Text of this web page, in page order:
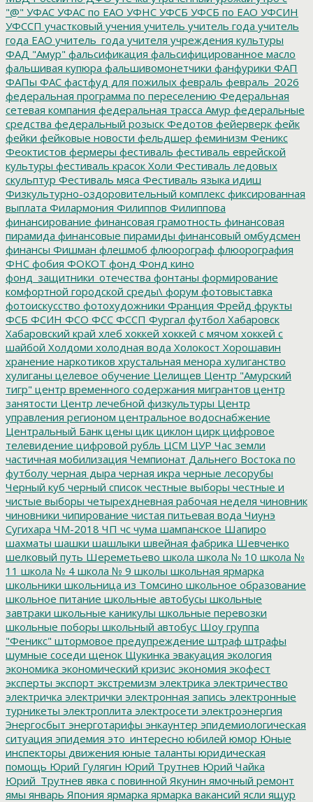
"@" УФАС УФАС по ЕАО УФНС УФСБ УФСБ по ЕАО УФСИН
УФССП участковый учения учитель учитель года учитель
года ЕАО учитель_года учителя учреждения культуры
ФАД "Амур" фальсификация фальсифицированное масло
фальшивая купюра фальшивомонетчики фанфурики ФАП
ФАПы ФАС фастфуд для пожилых февраль февраль_2026
федеральная программа по переселению Федеральная
сетевая компания федеральная трасса Амур федеральные
средства федеральный розыск Федотов фейерверк фейк
фейки фейковые новости фельдшер феминизм Феникс
Феоктистов фермеры фестиваль фестиваль еврейской
культуры фестиваль красок Холи Фестиваль ледовых
скульптур Фестиваль мяса Фестиваль языка идиш
Физкультурно-оздоровительный комплекс фиксированная
выплата Филармония Филиппов Филиппова
финансирование финансовая грамотность финансовая
пирамида финансовые пирамиды финансовый омбудсмен
финансы Фишман флешмоб флюорограф флюорография
ФНС фобия ФОКОТ фонд Фонд кино
фонд_защитники_отечества фонтаны формирование
комфортной городской среды\ форум фотовыставка
фотоискусство фотохудожники Франция Фрейд фрукты
ФСБ ФСИН ФСО ФСС ФССП Фургал футбол Хабаровск
Хабаровский край хлеб хоккей хоккей с мячом хоккей с
шайбой Холдоми холодная вода Холокост Хорошавин
хранение наркотиков хрустальная менора хулиганство
хулиганы целевое обучение Целищев Центр "Амурский
тигр" центр временного содержания мигрантов центр
занятости Центр лечебной физкультуры Центр
управления регионом центральное водоснабжение
Центральный Банк цены цик циклон цирк цифровое
телевидение цифровой рубль ЦСМ ЦУР Час земли
частичная мобилизация Чемпионат Дальнего Востока по
футболу черная дыра черная икра черные лесорубы
Черный куб черный список честные выборы честные и
чистые выборы четырехдневная рабочая неделя чиновник
чиновники чипирование чистая питьевая вода Чиунэ
Сугихара ЧМ-2018 ЧП чс чума шампанское Шапиро
шахматы шашки шашлыки швейная фабрика Шевченко
шелковый путь Шереметьево школа школа № 10 школа №
11 школа № 4 школа № 9 школы школьная ярмарка
школьники школьница из Томсино школьное образование
школьное питание школьные автобусы школьные
завтраки школьные каникулы школьные перевозки
школьные поборы школьный автобус Шоу группа
"Феникс" штормовое предупреждение штраф штрафы
шумные соседи щенок Щукинка эвакуация экология
экономика экономический кризис экономия экофест
эксперты экспорт экстремизм электрика электричество
электричка электрички электронная запись электронные
турникеты электроплита электросети электроэнергия
Энергосбыт энерготарифы энкаунтер эпидемиологическая
ситуация эпидемия это_интересно юбилей юмор Юные
инспекторы движения юные таланты юридическая
помощь Юрий Гулягин Юрий Трутнев Юрий Чайка
Юрий_Трутнев явка с повинной Якунин ямочный ремонт
ямы январь Япония ярмарка ярмарка вакансий ясли ящур